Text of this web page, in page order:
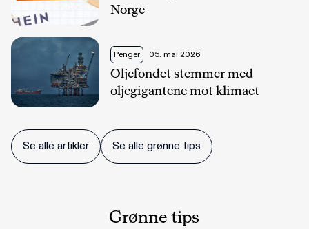
Norge
Penger 05. mai 2026
Oljefondet stemmer med
oljegigantene mot klimaet
Se alle artikler Se alle grønne tips
Grønne tips